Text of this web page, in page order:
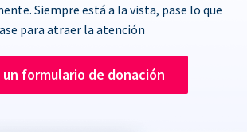
Siempre está a la vista, pase lo que
para atraer la atención
un formulario de donación